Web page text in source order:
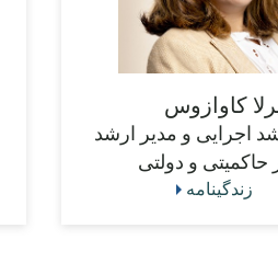
کاوازوس
اجرایی و مدیر ارشد
حاکمیتی و دولتی
زندگینامه